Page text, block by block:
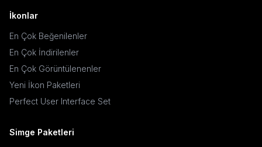
İkonlar
En Çok Beğenilenler
En Çok İndirilenler
En Çok Görüntülenenler
Yeni İkon Paketleri
Perfect User Interface Set
Simge Paketleri